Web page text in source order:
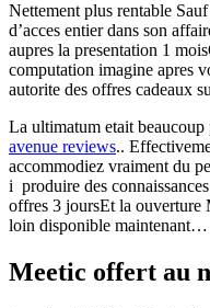
Nettement plus rentable
d’acces entier dans son
aupres la presentation 1
computation imagine apres
autorite des offres cadeaux
La ultimatum etait beaucoup
avenue reviews..
accommodiez vraiment du
i produire des
offres 3 joursEt la ouverture
loin disponible maintenant…
Meetic offert au